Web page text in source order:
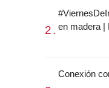
en madera |
Conexión